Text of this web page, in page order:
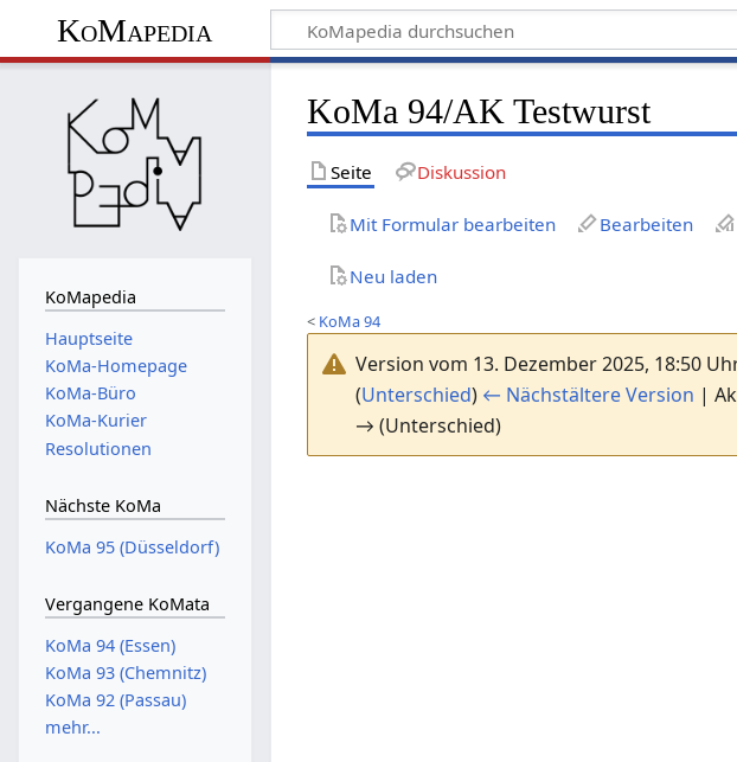
KoMapedia
KoMa 94/AK Testwurst
Seite Diskussion
Mit Formular bearbeiten Bearbeiten
Neu laden
< KoMa 94
Version vom 13. Dezember 2025, 18:50
(Unterschied) ← Nächstältere Version |
→ (Unterschied)
KoMapedia
Hauptseite
KoMa-Homepage
KoMa-Büro
KoMa-Kurier
Resolutionen
Nächste KoMa
KoMa 95 (Düsseldorf)
Vergangene KoMata
KoMa 94 (Essen)
KoMa 93 (Chemnitz)
KoMa 92 (Passau)
mehr...